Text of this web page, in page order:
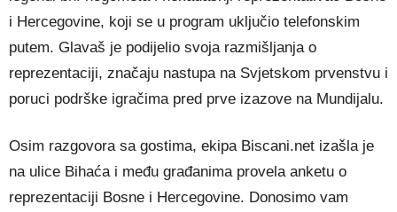
i Hercegovine, koji se u program uključio telefonskim
putem. Glavaš je podijelio svoja razmišljanja o
reprezentaciji, značaju nastupa na Svjetskom prvenstvu i
poruci podrške igračima pred prve izazove na Mundijalu.
Osim razgovora sa gostima, ekipa Biscani.net izašla je
na ulice Bihaća i među građanima provela anketu o
reprezentaciji Bosne i Hercegovine. Donosimo vam